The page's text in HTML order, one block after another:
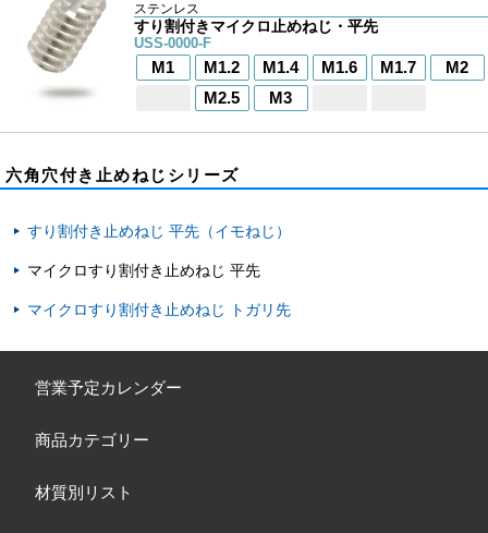
ステンレス
すり割付きマイクロ止めねじ・平先
USS-0000-F
M1 M1.2 M1.4 M1.6 M1.7
M2
M2.5
M3
六角穴付き止めねじシリーズ
すり割付き止めねじ 平先（イモねじ）
マイクロすり割付き止めねじ 平先
マイクロすり割付き止めねじ トガリ先
営業予定カレンダー
商品カテゴリー
材質別リスト